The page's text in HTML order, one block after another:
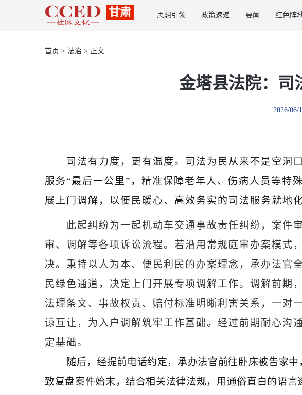
甘肃 思想引领 政策速递 要闻 红色阵
首页 > 法治 > 正文
金塔县法院：司
2026/06/
司法有力度，更有温度。司法为民从来不是空洞
服务“最后一公里”，精准保障老年人、伤病人员等特
展上门调解，以便民暖心、高效务实的司法服务就地
此起纠纷为一起机动车交通事故责任纠纷，案件
审、调解等各项诉讼流程。若沿用常规庭审办案模式
决。秉持以人为本、便民利民的办案理念，承办法官
民绿色通道，决定上门开展专项调解工作。调解前期
法理条文、事故权责、赔付标准明晰利害关系，一对
谅互让，为入户调解筑牢工作基础。经过前期耐心沟
定基础。
随后，经提前电话约定，承办法官前往卧床被告家
致复盘案件始末，结合相关法律法规，用通俗直白的语